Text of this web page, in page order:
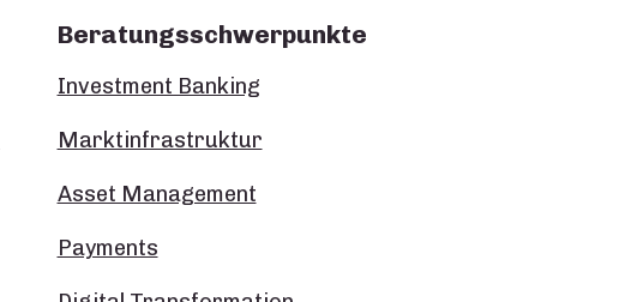
Beratungsschwerpunkte
Investment Banking
Marktinfrastruktur
Asset Management
Payments